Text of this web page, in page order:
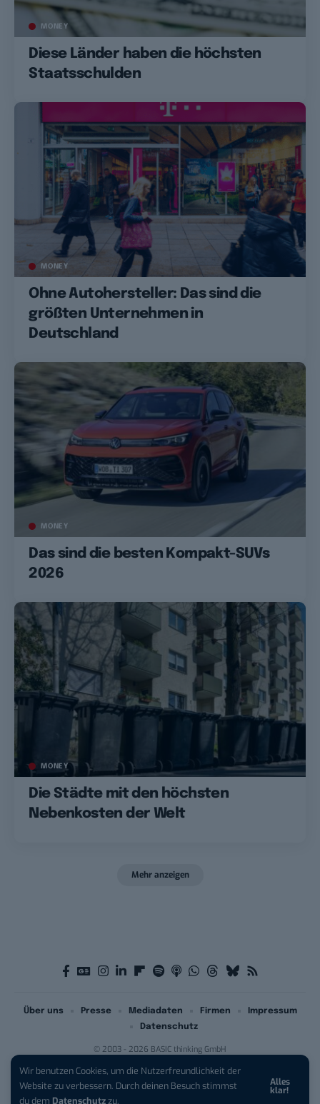
Wir benutzen Cookies, um die Nutzerfreundlichkeit der
Website zu verbessern. Durch deinen Besuch stimmst
du dem Datenschutzzu.
Alles
klar!
MONEY
Diese Länder haben die höchsten
Staatsschulden
MONEY
Ohne Autohersteller: Das sind die
größten Unternehmen in
Deutschland
MONEY
Das sind die besten Kompakt-SUVs
2026
MONEY
Die Städte mit den höchsten
Nebenkosten der Welt
Mehr anzeigen
© 2003 - 2026 BASIC thinking GmbH
Über uns Presse Mediadaten Firmen
Impressum
Datenschutz